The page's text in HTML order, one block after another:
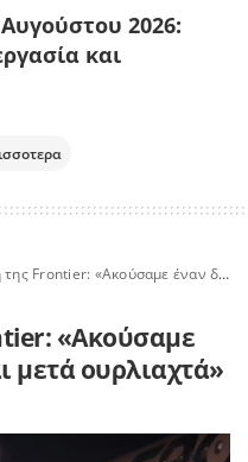
2026:
και
«Ακούσαμε έναν δυνατό κρότο και μετά ουρλιαχτά»
«Ακούσαμε
μετά ουρλιαχτά»